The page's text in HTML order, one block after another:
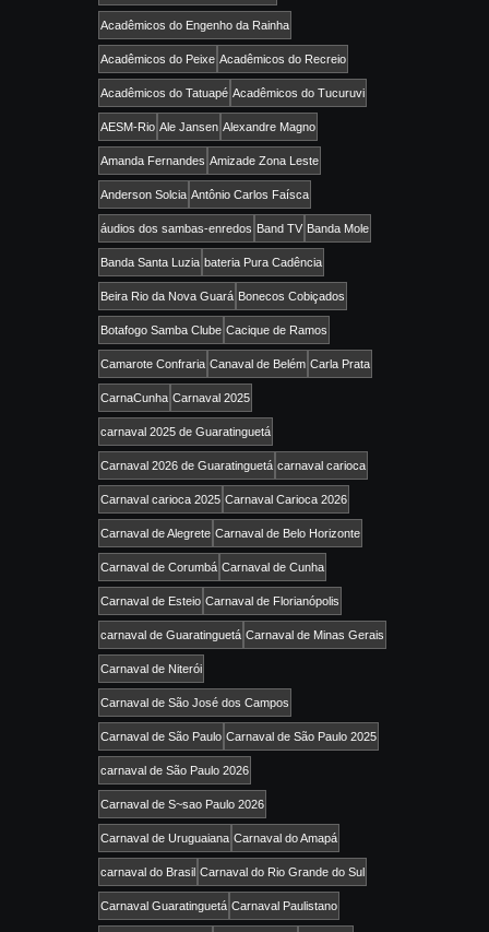
Acadêmicos do Engenho da Rainha
Acadêmicos do Peixe Acadêmicos do Recreio
Acadêmicos do Tatuapé Acadêmicos do Tucuruvi
AESM-Rio Ale Jansen Alexandre Magno
Amanda Fernandes Amizade Zona Leste
Anderson Solcia Antônio Carlos Faísca
áudios dos sambas-enredos Band TV Banda Mole
Banda Santa Luzia bateria Pura Cadência
Beira Rio da Nova Guará Bonecos Cobiçados
Botafogo Samba Clube Cacique de Ramos
Camarote Confraria Canaval de Belém Carla Prata
CarnaCunha Carnaval 2025
carnaval 2025 de Guaratinguetá
Carnaval 2026 de Guaratinguetá carnaval carioca
Carnaval carioca 2025 Carnaval Carioca 2026
Carnaval de Alegrete Carnaval de Belo Horizonte
Carnaval de Corumbá Carnaval de Cunha
Carnaval de Esteio Carnaval de Florianópolis
carnaval de Guaratinguetá Carnaval de Minas Gerais
Carnaval de Niterói
Carnaval de São José dos Campos
Carnaval de São Paulo Carnaval de São Paulo 2025
carnaval de São Paulo 2026
Carnaval de S~sao Paulo 2026
Carnaval de Uruguaiana Carnaval do Amapá
carnaval do Brasil Carnaval do Rio Grande do Sul
Carnaval Guaratinguetá Carnaval Paulistano